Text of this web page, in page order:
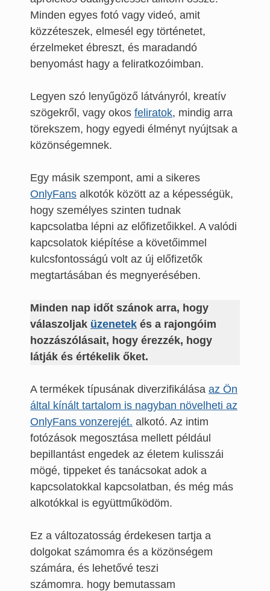
Minden egyes fotó vagy videó, amit
közzéteszek, elmesél egy történetet,
érzelmeket ébreszt, és maradandó
benyomást hagy a feliratkozóimban.
Legyen szó lenyűgöző látványról, kreatív
szögekről, vagy okos feliratok, mindig arra
törekszem, hogy egyedi élményt nyújtsak a
közönségemnek.
Egy másik szempont, ami a sikeres
OnlyFans alkotók között az a képességük,
hogy személyes szinten tudnak
kapcsolatba lépni az előfizetőikkel. A valódi
kapcsolatok kiépítése a követőimmel
kulcsfontosságú volt az új előfizetők
megtartásában és megnyerésében.
Minden nap időt szánok arra, hogy
válaszoljak üzenetek és a rajongóim
hozzászólásait, hogy érezzék, hogy
látják és értékelik őket.
A termékek típusának diverzifikálása az Ön
által kínált tartalom is nagyban növelheti az
OnlyFans vonzerejét. alkotó. Az intim
fotózások megosztása mellett például
bepillantást engedek az életem kulisszái
mögé, tippeket és tanácsokat adok a
kapcsolatokkal kapcsolatban, és még más
alkotókkal is együttműködöm.
Ez a változatosság érdekesen tartja a
dolgokat számomra és a közönségem
számára, és lehetővé teszi
számomra. hogy bemutassam